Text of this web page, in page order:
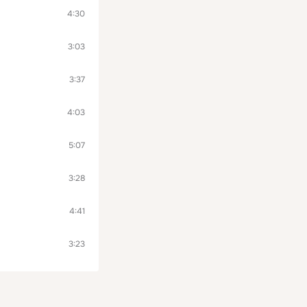
4:30
3:03
3:37
4:03
5:07
3:28
4:41
3:23